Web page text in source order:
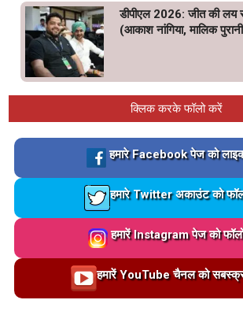
डीपीएल 2026: जीत की लय
(आकाश नांगिया, मालिक
क्लिक करके फॉलो करें
Loading…
हमारे Facebook पेज को
Loading…
हमारे Twitter अकाउंट को
Loading…
हमारें Instagram पेज को
Loading…हमारें YouTube चैनल को